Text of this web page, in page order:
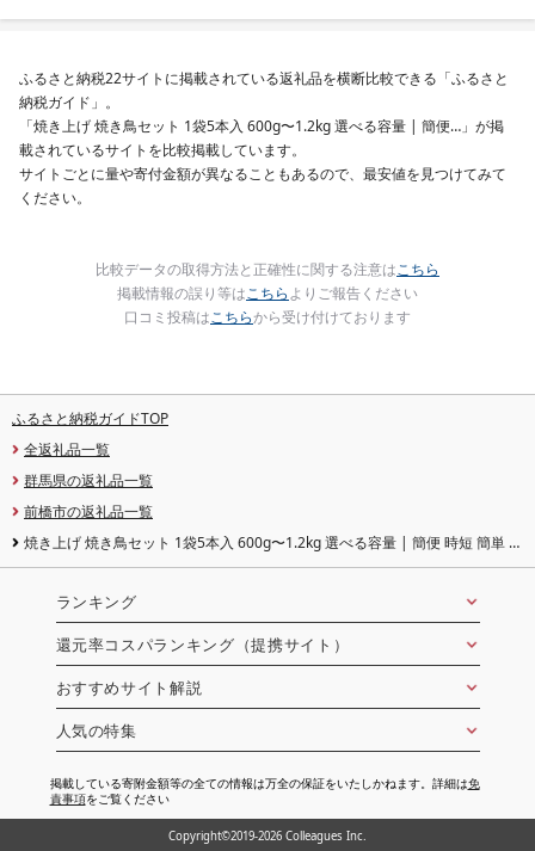
ふるさと納税22サイトに掲載されている返礼品を横断比較できる「ふるさと
納税ガイド」。
「焼き上げ 焼き鳥セット 1袋5本入 600g〜1.2kg 選べる容量 | 簡便…」が掲
載されているサイトを比較掲載しています。
サイトごとに量や寄付金額が異なることもあるので、最安値を見つけてみて
ください。
比較データの取得方法と正確性に関する注意はこちら
掲載情報の誤り等はこちらよりご報告ください
口コミ投稿はこちらから受け付けております
ふるさと納税ガイドTOP
全返礼品一覧
群馬県の返礼品一覧
前橋市の返礼品一覧
焼き上げ 焼き鳥セット 1袋5本入 600g〜1.2kg 選べる容量 | 簡便 時短 簡単 便
群馬県 前橋市
ランキング
還元率コスパランキング（提携サイト）
おすすめサイト解説
人気の特集
掲載している寄附金額等の全ての情報は万全の保証をいたしかねます。詳細は免
責事項をご覧ください
Copyright©2019-2026 Colleagues Inc.